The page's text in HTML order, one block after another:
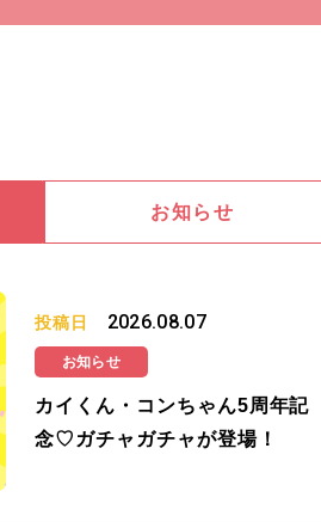
お知らせ
投稿日 2026.08.07
お知らせ
カイくん・コンちゃん5周年記
念♡ガチャガチャが登場！